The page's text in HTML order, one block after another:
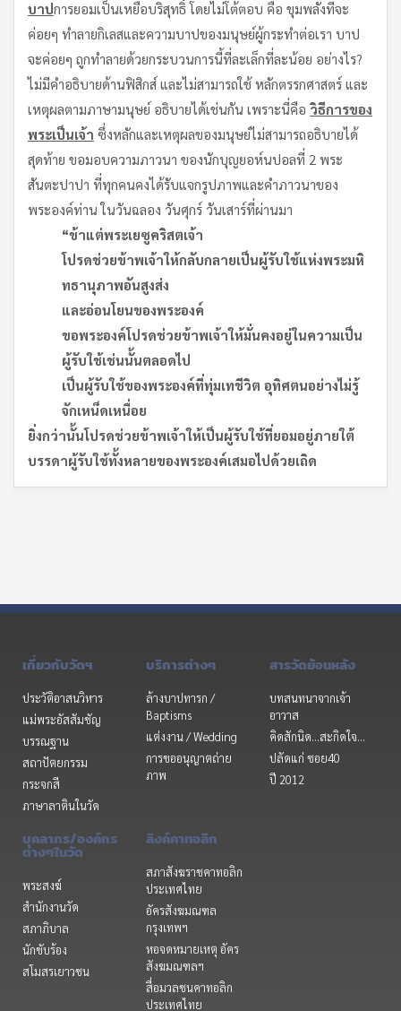
บาปการยอมเป็นเหยื่อบริสุทธิ์ โดยไม่โต้ตอบ คือ ขุมพลังที่จะ
ค่อยๆ ทำลายกิเลสและความบาปของมนุษย์ผู้กระทำต่อเรา บาป
จะค่อยๆ ถูกทำลายด้วยกระบวนการนี้ที่ละเล็กที่ละน้อย อย่างไร?
ไม่มีคำอธิบายด้านฟิสิกส์ และไม่สามารถใช้ หลักตรรกศาสตร์ และ
เหตุผลตามภาษามนุษย์ อธิบายได้เช่นกัน เพราะนี่คือ วิธีการของ
พระเป็นเจ้า ซึ่งหลักและเหตุผลของมนุษย์ไม่สามารถอธิบายได้
สุดท้าย ขอมอบความภาวนา ของนักบุญยอห์นปอลที่ 2 พระ
สันตะปาปา ที่ทุกคนคงได้รับแจกรูปภาพและคำภาวนาของ
พระองค์ท่าน ในวันฉลอง วันศุกร์ วันเสาร์ที่ผ่านมา
“ข้าแต่พระเยซูคริสตเจ้า
โปรดช่วยข้าพเจ้าให้กลับกลายเป็นผู้รับใช้แห่งพระมหิ
ทธานุภาพอันสูงส่ง
และอ่อนโยนของพระองค์
ขอพระองค์โปรดช่วยข้าพเจ้าให้มั่นคงอยู่ในความเป็น
ผู้รับใช้เช่นนั้นตลอดไป
เป็นผู้รับใช้ของพระองค์ที่ทุ่มเทชีวิต อุทิศตนอย่างไม่รู้
จักเหน็ดเหนื่อย
ยิ่งกว่านั้นโปรดช่วยข้าพเจ้าให้เป็นผู้รับใช้ที่ยอมอยู่ภายใต้
บรรดาผู้รับใช้ทั้งหลายของพระองค์เสมอไปด้วยเถิด
เกี่ยวกับวัดฯ
ประวัติอาสนวิหาร
แม่พระอัสสัมชัญ
บรรณฐาน
สถาปัตยกรรม
กระจกสี
ภาษาลาตินในวัด
บริการต่างๆ
ล้างบาปทารก /
Baptisms
แต่งงาน / Wedding
การขออนุญาตถ่าย
ภาพ
สารวัดย้อนหลัง
บทสนทนาจากเจ้า
อาวาส
คิดสักนิด...สะกิดใจ...
ปลัดแก่ ซอย40
ปี 2012
บุคลากร/องค์กร
ต่างๆในวัด
พระสงฆ์
สำนักงานวัด
สภาภิบาล
นักขับร้อง
สโมสรเยาวชน
ลิงค์คาทอลิก
สภาสังฆราชคาทอลิก
ประเทศไทย
อัครสังฆมณฑล
กรุงเทพฯ
หอจดหมายเหตุ อัคร
สังฆมณฑลฯ
สื่อมวลชนคาทอลิก
ประเทศไทย